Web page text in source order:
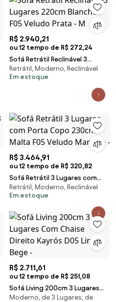
R$ 2.940,21
ou 12 tempo de R$ 272,24
Sofá Retrátil Reclinável 3
Lugares 220cm Blanches F05
Veludo Prata - M
Retrátil, Moderno, Reclinável
Em estoque
R$ 3.464,91
ou 12 tempo de R$ 320,82
Sofá Retrátil 3 Lugares com
Porta Copo 230cm Malta F05
Veludo Marrom -
Retrátil, Moderno, Reclinável
Em estoque
R$ 2.711,61
ou 12 tempo de R$ 251,08
Sofá Living 200cm 3 Lugares
Com Chaise Direito Kayrós D05
Moderno, de 3 Lugares, de